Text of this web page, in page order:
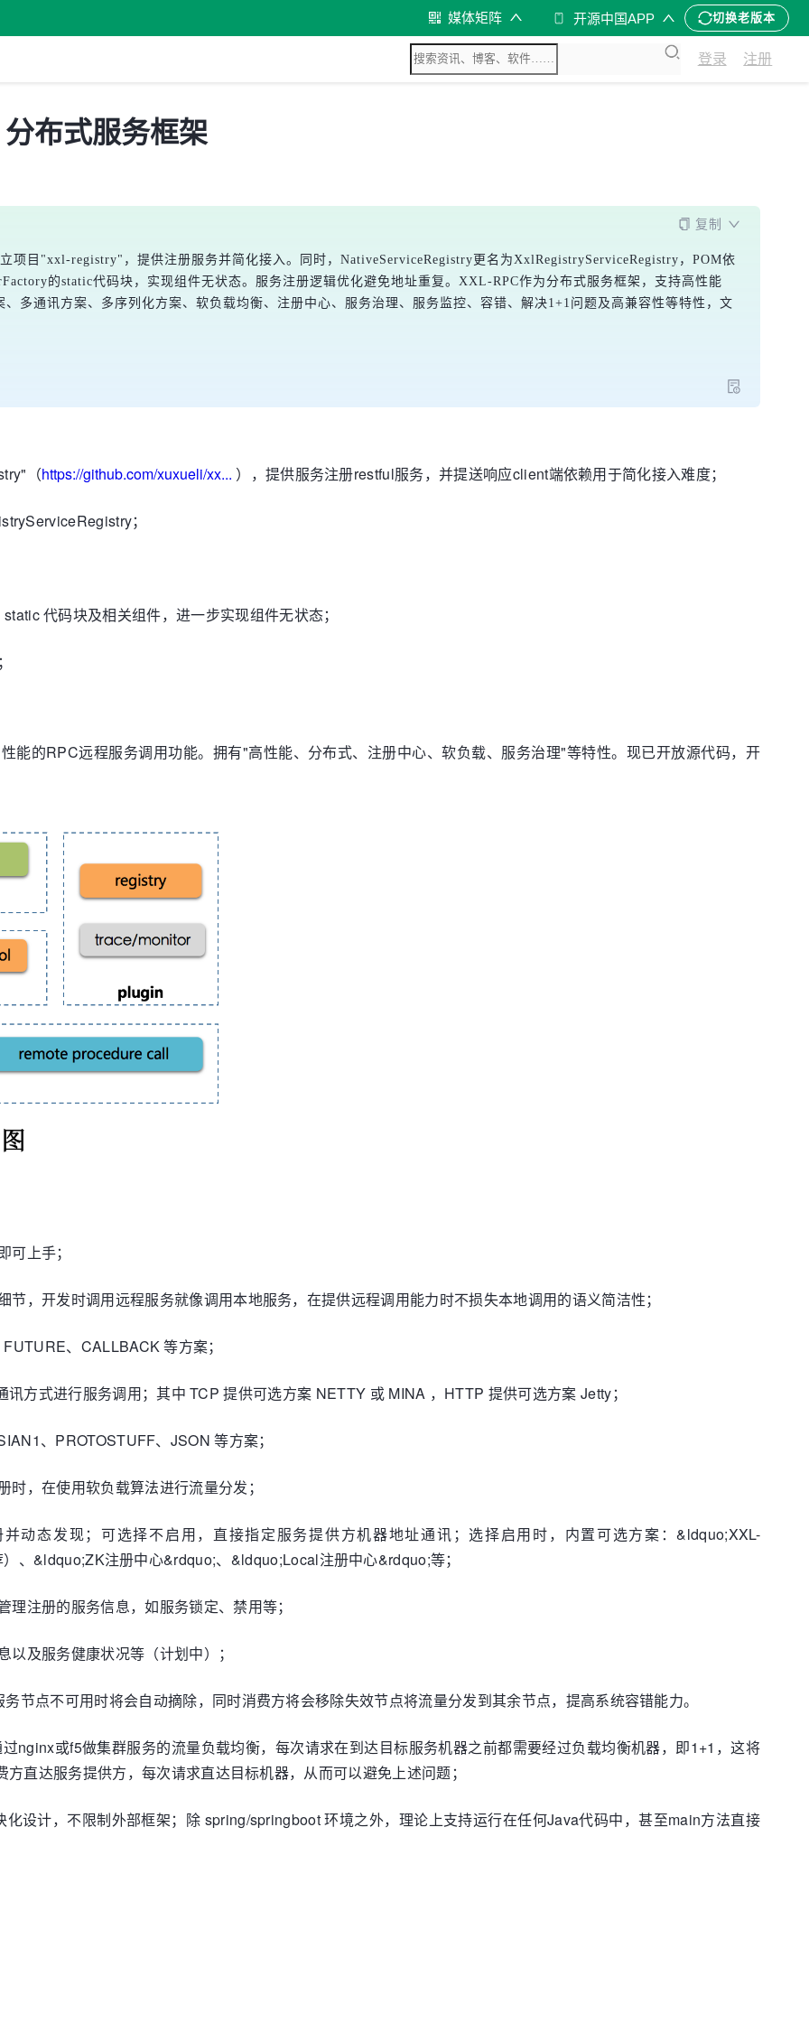
媒体矩阵 开源中国APP 切换老版本
登录 注册
布式服务框架
复制
项目"xxl-registry"，提供注册服务并简化接入。同时，NativeServiceRegistry更名为XxlRegistryServiceRegistry，POM依
的static代码块，实现组件无状态。服务注册逻辑优化避免地址重复。XXL-RPC作为分布式服务框架，支持高性能
多通讯方案、多序列化方案、软负载均衡、注册中心、服务治理、服务监控、容错、解决1+1问题及高兼容性等特性，文
（https://github.com/xuxueli/xx... ），提供服务注册restful服务，并提送响应client端依赖用于简化接入难度；
；
代码块及相关组件，进一步实现组件无状态；
能的RPC远程服务调用功能。拥有"高性能、分布式、注册中心、软负载、服务治理"等特性。现已开放源代码，开
上手；
，开发时调用远程服务就像调用本地服务，在提供远程调用能力时不损失本地调用的语义简洁性；
、CALLBACK 等方案；
方式进行服务调用；其中 TCP 提供可选方案 NETTY 或 MINA ，HTTP 提供可选方案 Jetty；
、PROTOSTUFF、JSON 等方案；
，在使用软负载算法进行流量分发；
动态发现；可选择不启用，直接指定服务提供方机器地址通讯；选择启用时，内置可选方案：&ldquo;XXL-
、&ldquo;ZK注册中心&rdquo;、&ldquo;Local注册中心&rdquo;等；
注册的服务信息，如服务锁定、禁用等；
及服务健康状况等（计划中）；
节点不可用时将会自动摘除，同时消费方将会移除失效节点将流量分发到其余节点，提高系统容错能力。
nginx或f5做集群服务的流量负载均衡，每次请求在到达目标服务机器之前都需要经过负载均衡机器，即1+1，这将
直达服务提供方，每次请求直达目标机器，从而可以避免上述问题；
设计，不限制外部框架；除 spring/springboot 环境之外，理论上支持运行在任何Java代码中，甚至main方法直接